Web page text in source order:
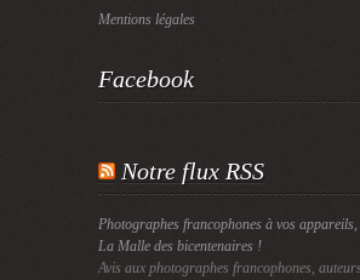
Mentions légales
Facebook
Notre flux RSS
Photographes francophones à vos
La Malle des bicentenaires !
Avis aux photographes francophones,